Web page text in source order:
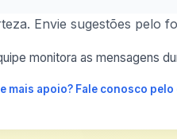
Envie sugestões pelo
monitora as mensagens
mais apoio? Fale conosco